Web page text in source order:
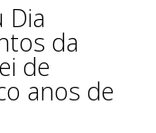
Dia
da
de
anos de